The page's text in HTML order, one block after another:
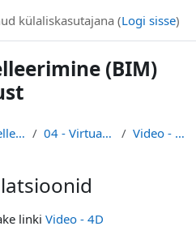
külaliskasutajana (Logi sisse)
(BIM)
Ehitusinfo modelleerimine (BIM) (EHE011) - R. Puust 04 - Virtuaalne mudel / ehitamine Video - 4D simulatsioonid
linki Video - 4D